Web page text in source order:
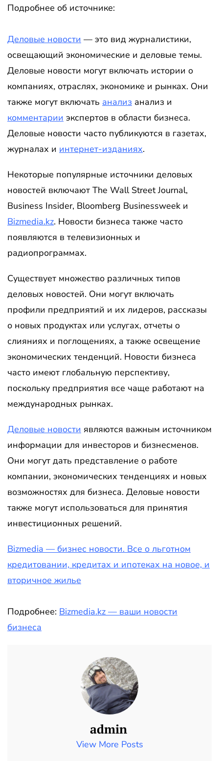
Подробнее об источнике:
Деловые новости — это вид журналистики,
освещающий экономические и деловые темы.
Деловые новости могут включать истории о
компаниях, отраслях, экономике и рынках. Они
также могут включать анализ анализ и
комментарии экспертов в области бизнеса.
Деловые новости часто публикуются в газетах,
журналах и интернет-изданиях.
Некоторые популярные источники деловых
новостей включают The Wall Street Journal,
Business Insider, Bloomberg Businessweek и
Bizmedia.kz. Новости бизнеса также часто
появляются в телевизионных и
радиопрограммах.
Существует множество различных типов
деловых новостей. Они могут включать
профили предприятий и их лидеров, рассказы
о новых продуктах или услугах, отчеты о
слияниях и поглощениях, а также освещение
экономических тенденций. Новости бизнеса
часто имеют глобальную перспективу,
поскольку предприятия все чаще работают на
международных рынках.
Деловые новости являются важным источником
информации для инвесторов и бизнесменов.
Они могут дать представление о работе
компании, экономических тенденциях и новых
возможностях для бизнеса. Деловые новости
также могут использоваться для принятия
инвестиционных решений.
Bizmedia — бизнес новости. Все о льготном
кредитовании, кредитах и ипотеках на новое, и
вторичное жилье
Подробнее: Bizmedia.kz — ваши новости
бизнеса
admin
View More Posts